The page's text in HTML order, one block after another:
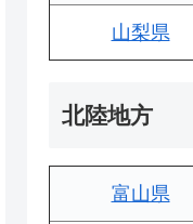
山梨県
北陸地方
富山県